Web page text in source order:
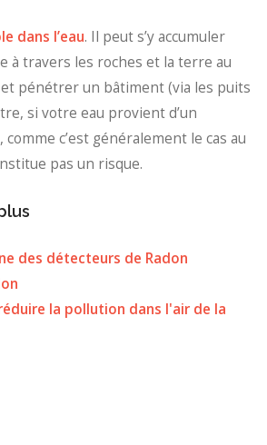
dans l’eau. Il peut s’y accumuler
à travers les roches et la terre au
pénétrer un bâtiment (via les puits
si votre eau provient d’un
c’est généralement le cas au
pas un risque.
des détecteurs de Radon
la pollution dans l'air de la